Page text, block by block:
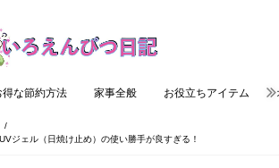
得な節約方法 家事全般 お役立ちアイテム
ジェル（日焼け止め）の使い勝手が良すぎる！